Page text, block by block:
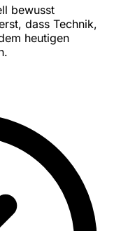
bewusst
dass Technik,
heutigen